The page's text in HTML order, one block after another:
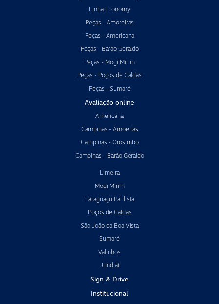
Linha Economy
Peças - Amoreiras
Peças - Americana
Peças - Barão Geraldo
Peças - Mogi Mirim
Peças - Poços de Caldas
Peças - Sumaré
Avaliação online
Americana
Campinas - Amoeiras
Campinas - Orosimbo
Campinas - Barão Geraldo
Limeira
Mogi Mirim
Paraguaçu Paulista
Poços de Caldas
São João da Boa Vista
Sumaré
Valinhos
Jundiaí
Sign & Drive
Institucional